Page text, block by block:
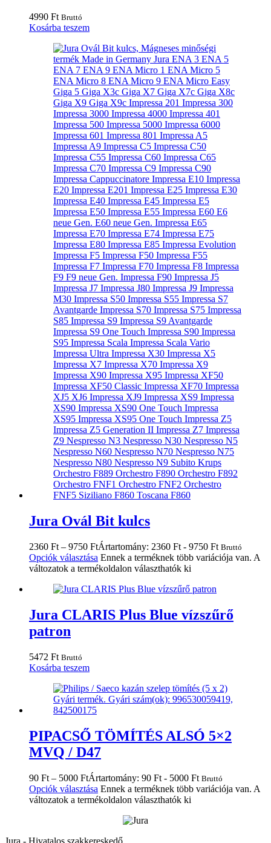
4990 Ft Bruttó
Kosárba teszem
Jura Ovál Bit kulcs
2360 Ft – 9750 FtÁrtartomány: 2360 Ft - 9750 Ft Bruttó
Opciók választása Ennek a terméknek több variációja van. A
változatok a termékoldalon választhatók ki
Jura CLARIS Plus Blue vízszűrő
patron
5472 Ft Bruttó
Kosárba teszem
PIPACSŐ TÖMÍTÉS ALSÓ 5×2
MVQ / D47
90 Ft – 5000 FtÁrtartomány: 90 Ft - 5000 Ft Bruttó
Opciók választása Ennek a terméknek több variációja van. A
változatok a termékoldalon választhatók ki
Jura - Hivatalos szakkereskedő